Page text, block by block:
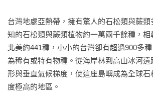
台灣地處亞熱帶，擁有驚人的石松類與蕨類
知的石松類與蕨類植物約一萬兩千餘種，相
北美約441種，小小的台灣卻有超過900多
為稀有或特有物種。從海岸林到高山冰河
形與垂直氣候梯度，使這座島嶼成為全球石
度極高的地區。